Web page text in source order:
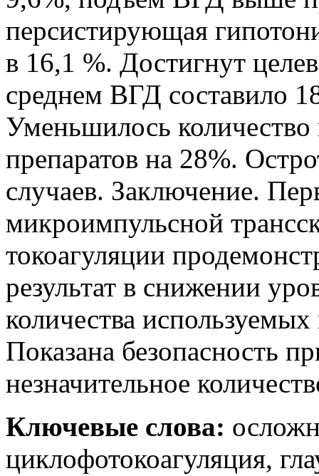
персистирующая
в 16,1 %. Достигнут
среднем ВГД составило
Уменьшилось
препаратов на 28%.
случаев. Заключение.
микроимпульсной
токоагуляции
результат в снижении
количества
Показана безопасность
незначительное
Ключевые слова:
циклофотокоагуляция,